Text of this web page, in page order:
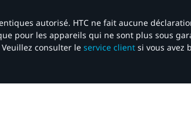
autorisé. HTC ne fait aucune
pour les appareils qui ne sont plus sous
consulter le service client si vous avez